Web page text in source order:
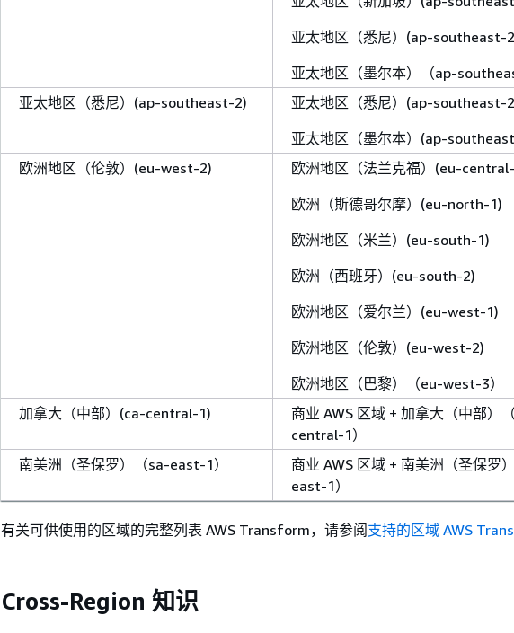
亚太地区（悉尼）(ap-southeast-
亚太地区（墨尔本）（ap-
亚太地区（悉尼）(ap-southeast-2)
亚太地区（悉尼）(ap-southeast-
亚太地区（墨尔本）(ap-
欧洲地区（伦敦）(eu-west-2)
欧洲地区（法兰克福）(eu-
欧洲（斯德哥尔摩）(eu-north-1)
欧洲地区（米兰）(eu-south-1)
欧洲（西班牙）(eu-south-2)
欧洲地区（爱尔兰）(eu-west-1)
欧洲地区（伦敦）(eu-west-2)
欧洲地区（巴黎）（eu-west-3）
加拿大（中部）(ca-central-1)
商业 AWS 区域 + 加拿大（中部）
central-1）
南美洲（圣保罗）（sa-east-1）
商业 AWS 区域 + 南美洲（圣保罗
east-1）
有关可供使用的区域的完整列表 AWS Transform，请参阅支持的区域 AWS
Cross-Region 知识